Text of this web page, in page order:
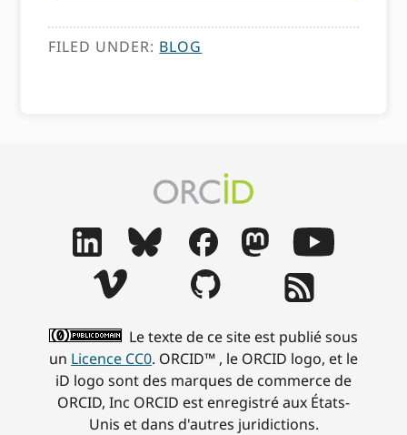
FILED UNDER: BLOG
Le texte de ce site est publié sous
un Licence CC0. ORCID™ , le ORCID logo, et le
iD logo sont des marques de commerce de
ORCID, Inc ORCID est enregistré aux États-
Unis et dans d'autres juridictions.